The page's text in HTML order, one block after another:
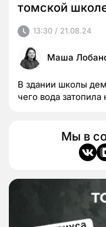
томской
13:30 / 21.08.24
Маша
В здании школы
чего вода
Мы в